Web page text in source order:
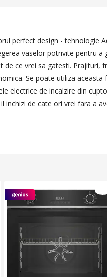
perfect design -
vaselor potrivite pentru
de ce vrei sa gatesti.
Se poate utiliza
electrice de incalzire din
inchizi de cate ori vrei fara a
intr-o adevarata placere.